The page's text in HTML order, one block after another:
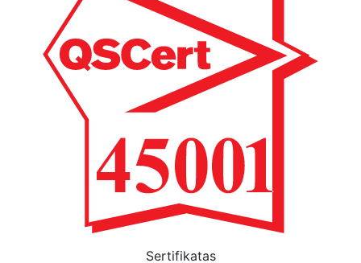
Sertifikatas